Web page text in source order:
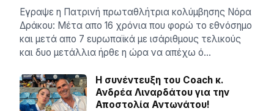
Εγραψε η Πατρινή πρωταθλήτρια κολύμβησης Νόρα
Δράκου: Μέτα απο 16 χρόνια που φορώ το εθνόσημο
και μετά απο 7 ευρωπαϊκά με ισάριθμους τελικούς
και δυο μετάλλια ήρθε η ώρα να απέχω ό…
H συνέντευξη του Coach κ.
Ανδρέα Λιναρδάτου για την
Αποστολία Αντωνάτου!